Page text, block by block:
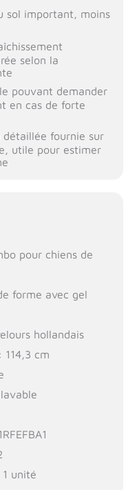
sol important, moins
selon la
pouvant demander
en cas de forte
fournie sur
utile pour estimer
pour chiens de
forme avec gel
hollandais
114,3 cm
unité